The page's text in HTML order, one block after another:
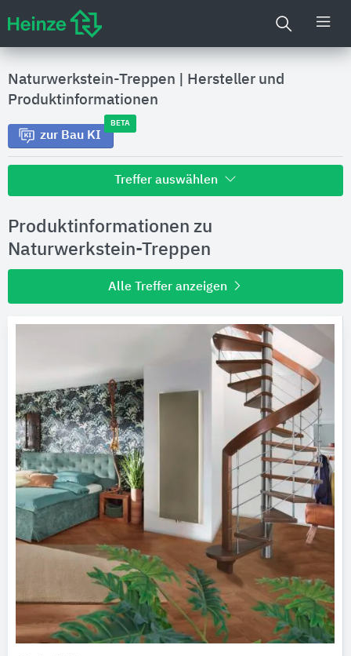
Naturwerkstein-Treppen
Hersteller und
Produktinformationen
zur Bau KI
BETA
Treffer auswählen
Hersteller
Produktinformationen
Ausschreibungstexte
CAD-Details
Architekturobjekte
Expertenprofile
Produktinformationen zu
Naturwerkstein-Treppen
Alle Treffer anzeigen